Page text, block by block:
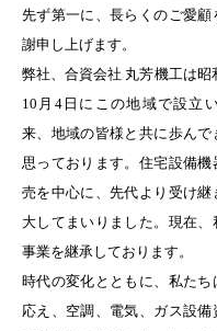
先ず第一に、長らくのご愛顧
謝申し上げます。
弊社、合資会社 丸芳機工は昭
10月4日にこの地域で設立
来、地域の皆様と共に歩んで
思っております。住宅設備機
売を中心に、先代より受け継
大してまいりました。現在、
事業を継承しております。
時代の変化とともに、私たち
応え、空調、電気、ガス設備